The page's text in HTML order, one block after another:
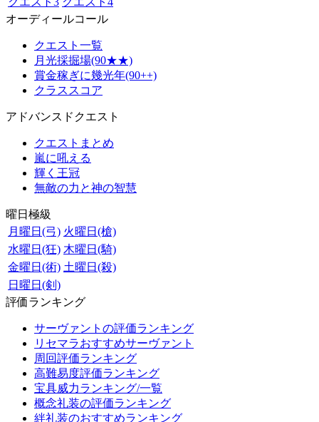
オーディールコール
クエスト一覧
月光採掘場(90★★)
賞金稼ぎに幾光年(90++)
クラススコア
アドバンスドクエスト
クエストまとめ
嵐に吼える
輝く王冠
無敵の力と神の智慧
曜日極級
月曜日(弓) 火曜日(槍)
水曜日(狂) 木曜日(騎)
金曜日(術) 土曜日(殺)
日曜日(剣)
評価ランキング
サーヴァントの評価ランキング
リセマラおすすめサーヴァント
周回評価ランキング
高難易度評価ランキング
宝具威力ランキング/一覧
概念礼装の評価ランキング
絆礼装のおすすめランキング